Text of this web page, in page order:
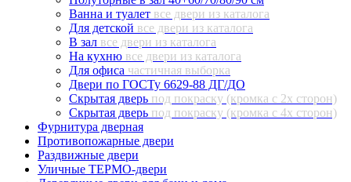
Ванна и туалет все двери из каталога
Для детской все двери из каталога
В зал все двери из каталога
На кухню все двери из каталога
Для офиса частичная выборка
Двери по ГОСТу 6629-88 ДГ/ДО
Скрытая дверь под покраску (кромка с 2х сторон)
Скрытая дверь под покраску (кромка с 4х сторон)
Фурнитура дверная
Противопожарные двери
Раздвижные двери
Уличные ТЕРМО-двери